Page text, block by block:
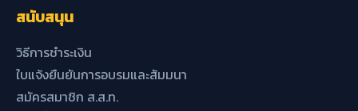
สนับสนุน
วิธีการชำระเงิน
ใบแจ้งยืนยันการอบรมและสัมมนา
สมัครสมาชิก ส.ส.ท.